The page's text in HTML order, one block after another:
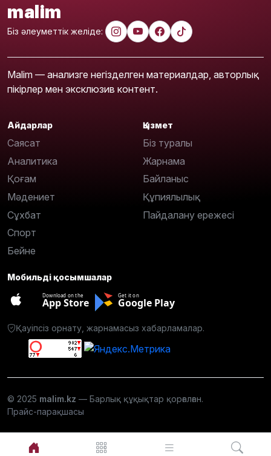
malim
Біз әлеуметтік желіде:
Malim — анализге негізделген материалдар, авторлық
пікірлер мен эксклюзив контент.
Айдарлар
Саясат
Аналитика
Қоғам
Мәдениет
Сұхбат
Спорт
Бейне
Қызмет
Біз туралы
Жарнама
Байланыс
Құпиялылық
Пайдалану ережесі
Мобильді қосымшалар
Download on the
App Store
Get it on
Google Play
Қауіпсіз орнату, жарнамасыз хабарламалар.
© 2025 malim.kz — Барлық құқықтар қорғалған.
Прайс-парақшасы